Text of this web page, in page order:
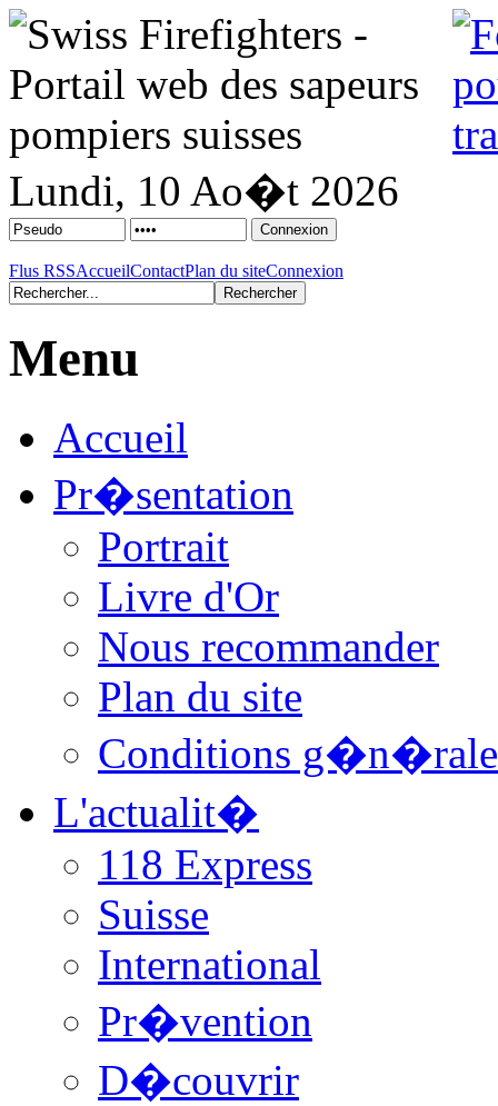
Lundi, 10 Ao�t 2026
Flus RSSAccueilContactPlan du siteConnexion
Menu
Accueil
Pr�sentation
Portrait
Livre d'Or
Nous recommander
Plan du site
Conditions
L'actualit�
118 Express
Suisse
International
Pr�vention
D�couvrir